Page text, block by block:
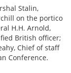
Stalin,
on the portico
H.H. Arnold,
British officer;
Chief of staff
Conference.